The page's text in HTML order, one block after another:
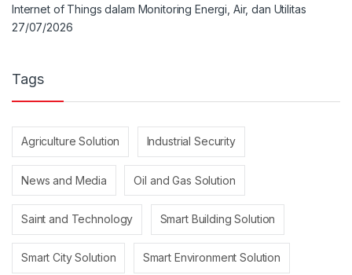
Internet of Things dalam Monitoring Energi, Air, dan Utilitas
27/07/2026
Tags
Agriculture Solution Industrial Security
News and Media Oil and Gas Solution
Saint and Technology Smart Building Solution
Smart City Solution Smart Environment Solution